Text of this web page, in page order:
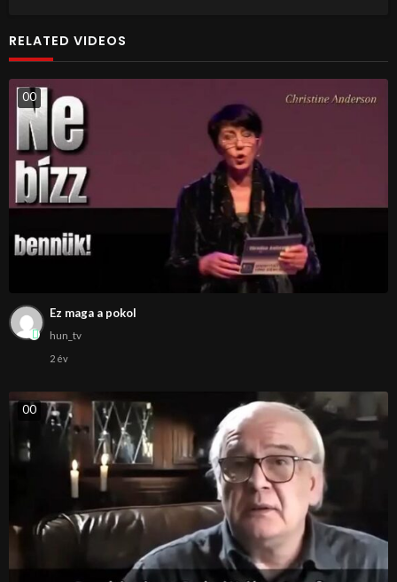
RELATED VIDEOS
00
Ez maga a pokol
hun_tv
2 év
00